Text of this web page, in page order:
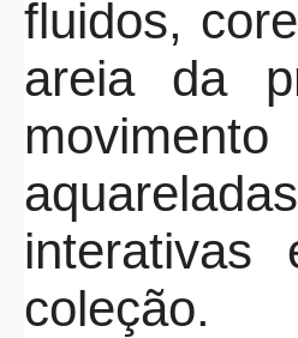
fluidos,
areia da
coleção.